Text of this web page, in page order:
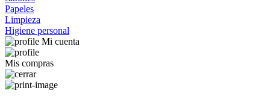
Papeles
Limpieza
Higiene personal
Mi cuenta
Mis compras